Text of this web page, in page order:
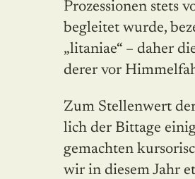
Prozessionen stets
begleitet wurde,
„litaniae“ – daher
derer vor
Zum Stellenwert
lich der Bittage
gemachten
wir in diesem Jahr